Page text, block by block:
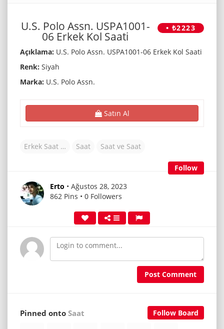
• ₺2223
U.S. Polo Assn. USPA1001-
06 Erkek Kol Saati
Açıklama: U.S. Polo Assn. USPA1001-06 Erkek Kol Saati
Renk: Siyah
Marka: U.S. Polo Assn.
Satın Al
Erkek Saat Modelleri Saat Saat ve Saat
Follow
Erto • Ağustos 28, 2023
862 Pins • 0 Followers
Post Comment
Follow Board
Pinned ontoSaat